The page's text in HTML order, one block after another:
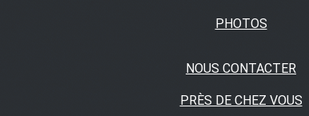
PHOTOS
NOUS CONTACTER
PRÈS DE CHEZ VOUS